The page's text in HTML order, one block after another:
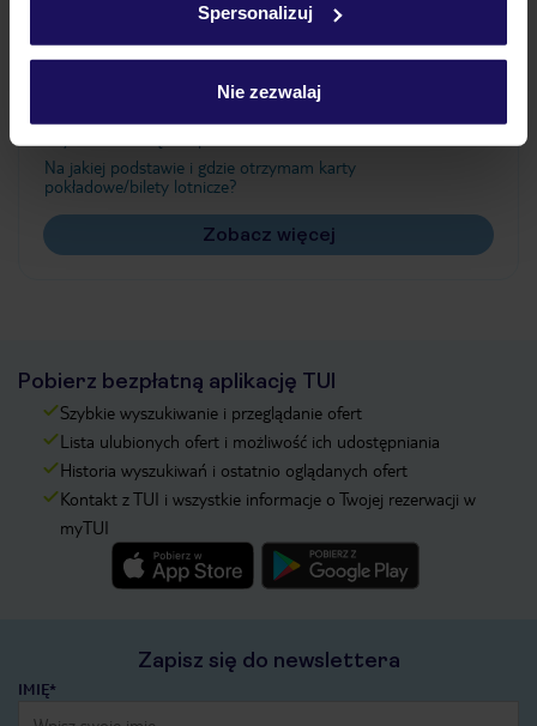
Spersonalizuj
Nie zezwalaj
Jak zmienić uczestników/osobę zgłaszającą?
Na jakiej podstawie i gdzie otrzymam karty
pokładowe/bilety lotnicze?
Zobacz więcej
Pobierz bezpłatną aplikację TUI
Szybkie wyszukiwanie i przeglądanie ofert
Lista ulubionych ofert i możliwość ich udostępniania
Historia wyszukiwań i ostatnio oglądanych ofert
Kontakt z TUI i wszystkie informacje o Twojej rezerwacji w
myTUI
Zapisz się do newslettera
IMIĘ*